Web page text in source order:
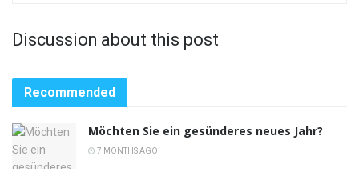
Discussion about this post
Recommended
Möchten Sie ein gesünderes neues Jahr?
7 MONTHS AGO